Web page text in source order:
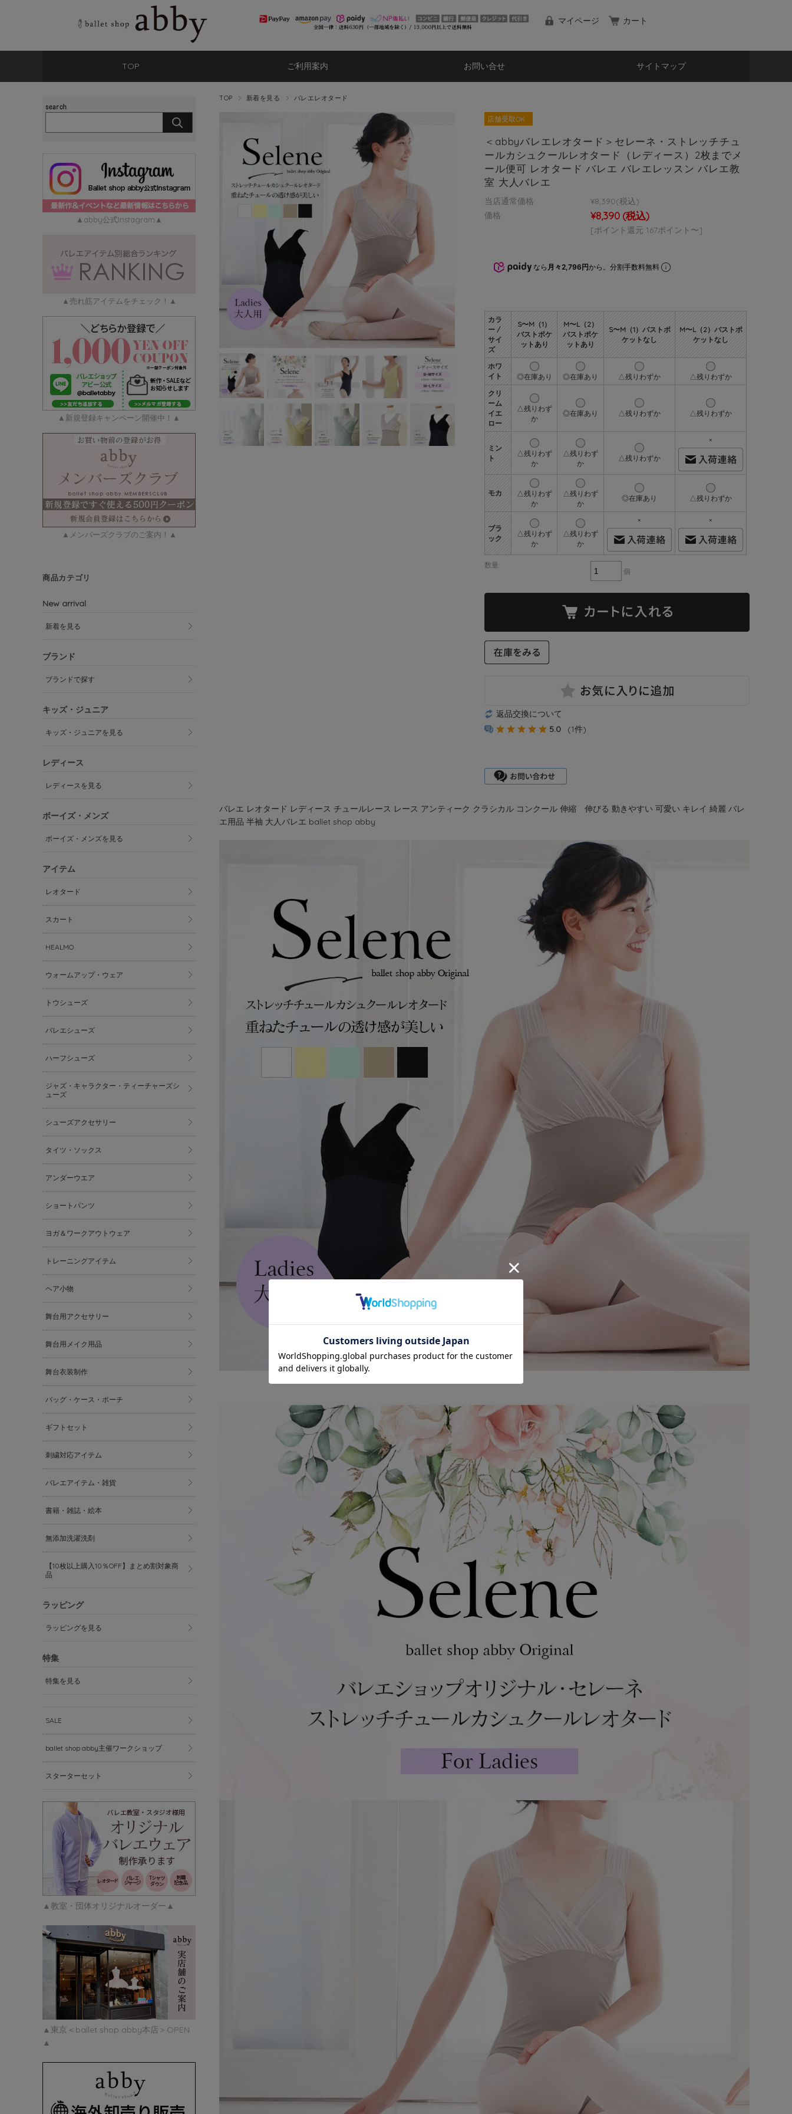
マイページ カート
TOP ご利用案内 お問い合せ サイトマップ
TOP 新着を見る バレエレオタード
店舗受取OK
＜abbyバレエレオタード＞セレーネ・ストレッチチュ
ールカシュクールレオタード（レディース）2枚までメ
ール便可 レオタード バレエ バレエレッスン バレエ教
室 大人バレエ
当店通常価格: ¥8,390(税込)
価格:
¥8,390 (税込)
[ポイント還元 167ポイント〜]
なら 月々2,796円から。分割手数料無料
カラ
ー /
サイ
ズ
S〜M（1）
バストポケ
ットあり
M〜L（2）
バストポケ
ットあり
S〜M（1）バストポ
ケットなし
M〜L（2）バストポ
ケットなし
ホワ
イト
◎在庫あり ◎在庫あり △残りわずか
△残りわずか
クリ
ーム
イエ
ロー
△残りわず
か
◎在庫あり △残りわずか △残りわずか
ミン
ト
△残りわず
か
△残りわず
か
△残りわずか
×
モカ
△残りわず
か
△残りわず
か
◎在庫あり △残りわずか
ブラ
ック
△残りわず
か
△残りわず
か
× ×
数量:
個
返品交換について
5.0
(1件)
バレエ レオタード レディース チュールレース レース アンティーク クラシカル コンクール 伸縮 伸びる 動きやすい 可愛い キレイ 綺麗 バレ
エ用品 半袖 大人バレエ ballet shop abby
▲abby公式Instagram▲
▲売れ筋アイテムをチェック！▲
▲新規登録キャンペーン開催中！▲
▲メンバーズクラブのご案内！▲
商品カテゴリ
New arrival
新着を見る
ブランド
ブランドで探す
キッズ・ジュニア
キッズ・ジュニアを見る
レディース
レディースを見る
ボーイズ・メンズ
ボーイズ・メンズを見る
アイテム
レオタード
スカート
HEALMO
ウォームアップ・ウェア
トウシューズ
バレエシューズ
ハーフシューズ
ジャズ・キャラクター・ティーチャーズシ
ューズ
シューズアクセサリー
タイツ・ソックス
アンダーウエア
ショートパンツ
ヨガ＆ワークアウトウェア
トレーニングアイテム
ヘア小物
舞台用アクセサリー
舞台用メイク用品
舞台衣装制作
バッグ・ケース・ポーチ
ギフトセット
刺繍対応アイテム
バレエアイテム・雑貨
書籍・雑誌・絵本
無添加洗濯洗剤
【10枚以上購入10％OFF】まとめ割対象商
品
ラッピング
ラッピングを見る
特集
特集を見る
SALE
ballet shop abby主催ワークショップ
スターターセット
▲教室・団体オリジナルオーダー▲
▲東京＜ballet shop abby本店＞OPEN
▲